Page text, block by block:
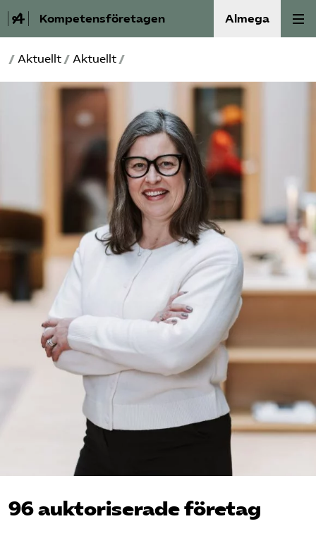
Kompetensföretagen Almega
Aktuellt
Auktorisation
Medlemskap
Våra frågor
Kurser och aktiviteter
Om oss
Omsättningsstatistik
Webbutik
Bli medlem
/ Aktuellt / Aktuellt /
96 auktoriserade företag